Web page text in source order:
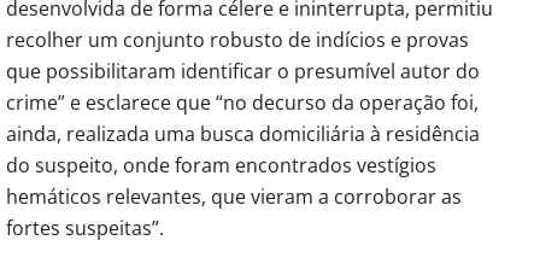
desenvolvida de forma célere e ininterrupta, permitiu
recolher um conjunto robusto de indícios e provas
que possibilitaram identificar o presumível autor do
crime” e esclarece que “no decurso da operação foi,
ainda, realizada uma busca domiciliária à residência
do suspeito, onde foram encontrados vestígios
hemáticos relevantes, que vieram a corroborar as
fortes suspeitas”.